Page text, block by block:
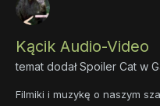
Kącik Audio-Video
temat dodałSpoiler Cat w
Filmiki i muzykę o naszym